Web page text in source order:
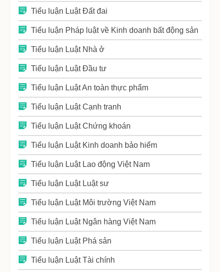
Tiểu luận Luật Đất đai
Tiểu luận Pháp luật về Kinh doanh bất động sản
Tiểu luận Luật Nhà ở
Tiểu luận Luật Đầu tư
Tiểu luận Luật An toàn thực phẩm
Tiểu luận Luật Cạnh tranh
Tiểu luận Luật Chứng khoán
Tiểu luận Luật Kinh doanh bảo hiểm
Tiểu luận Luật Lao động Việt Nam
Tiểu luận Luật Luật sư
Tiểu luận Luật Môi trường Việt Nam
Tiểu luận Luật Ngân hàng Việt Nam
Tiểu luận Luật Phá sản
Tiểu luận Luật Tài chính